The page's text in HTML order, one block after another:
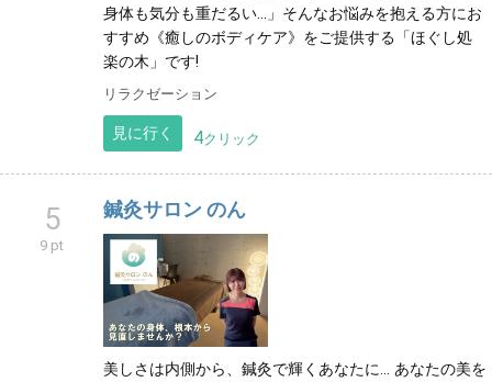
身体も気分も重だるい…」そんなお悩みを抱える方にお
すすめ《癒しのボディケア》をご提供する「ほぐし処
楽の木」です!
リラクゼーション
見に行く 4クリック
5
9 pt
鍼灸サロン のん
美しさは内側から、鍼灸で輝くあなたに... あなたの美を